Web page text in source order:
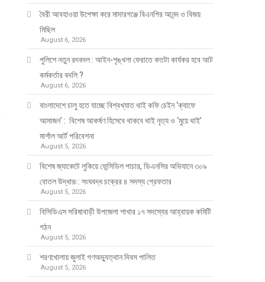
বৈরী আবহাওয়া উপেক্ষা করে মাদারগঞ্জে বিএনপির আনন্দ ও বিজয়
মিছিল
August 6, 2026
পুলিশে নতুন রদবদল : আইন-শৃঙ্খলা ফেরাতে কতটা কার্যকর হবে আট
কর্মকর্তার বদলি ?
August 6, 2026
​​বাংলাদেশে চালু হতে যাচ্ছে বিশ্বখ্যাত থাই কফি চেইন ‘ক্যাফে
আমাজন’ : বিশেষ আকর্ষণ হিসেবে থাকবে থাই নৃত্য ও ‘মুয়ে থাই’
মার্শাল আর্ট পরিবেশনা
August 5, 2026
বিশেষ জ্যাকেটে লুকিয়ে ফেন্সিডিল পাচার, ডিএনসির অভিযানে ৩০৯
বোতল উদ্ধার৷ : সংঘবদ্ধ চক্রের ৪ সদস্য গ্রেফতার
August 5, 2026
বিসিডিএস সরিষাবাড়ী উপজেলা শাখার ১৭ সদস্যের আহ্বায়ক কমিটি
গঠন
August 5, 2026
শরণখোলায় জুলাই গণঅভ্যুত্থান দিবস পালিত
August 5, 2026